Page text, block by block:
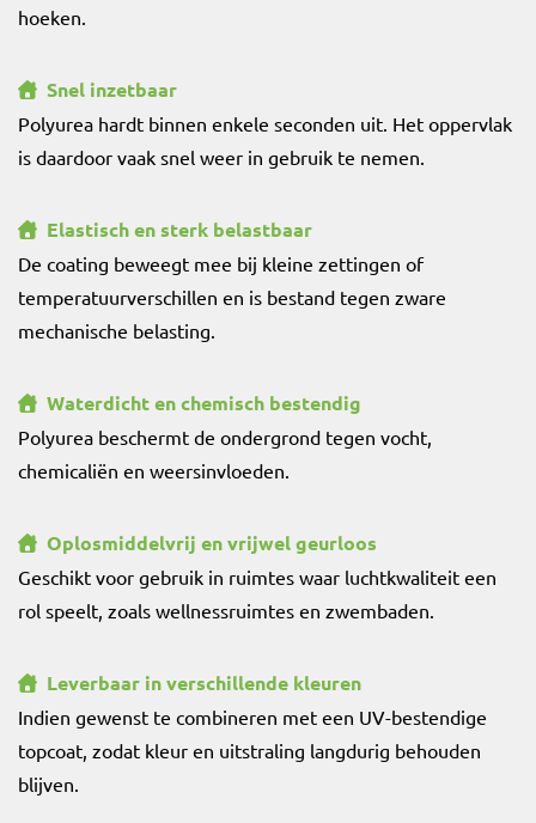
hoeken.
Snel inzetbaar
Polyurea hardt binnen enkele seconden uit. Het oppervlak
is daardoor vaak snel weer in gebruik te nemen.
Elastisch en sterk belastbaar
De coating beweegt mee bij kleine zettingen of
temperatuurverschillen en is bestand tegen zware
mechanische belasting.
Waterdicht en chemisch bestendig
Polyurea beschermt de ondergrond tegen vocht,
chemicaliën en weersinvloeden.
Oplosmiddelvrij en vrijwel geurloos
Geschikt voor gebruik in ruimtes waar luchtkwaliteit een
rol speelt, zoals wellnessruimtes en zwembaden.
Leverbaar in verschillende kleuren
Indien gewenst te combineren met een UV-bestendige
topcoat, zodat kleur en uitstraling langdurig behouden
blijven.